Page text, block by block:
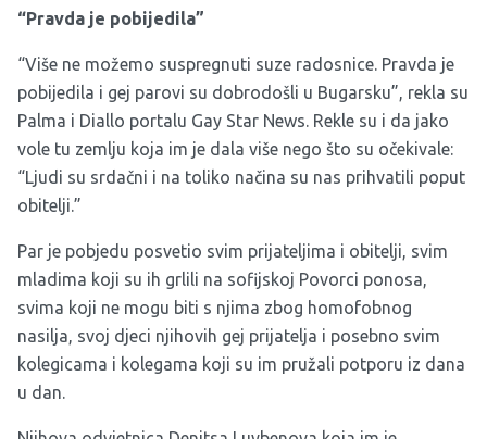
“Pravda je pobijedila”
“Više ne možemo suspregnuti suze radosnice. Pravda je
pobijedila i gej parovi su dobrodošli u Bugarsku”, rekla su
Palma i Diallo portalu Gay Star News. Rekle su i da jako
vole tu zemlju koja im je dala više nego što su očekivale:
“Ljudi su srdačni i na toliko načina su nas prihvatili poput
obitelji.”
Par je pobjedu posvetio svim prijateljima i obitelji, svim
mladima koji su ih grlili na sofijskoj Povorci ponosa,
svima koji ne mogu biti s njima zbog homofobnog
nasilja, svoj djeci njihovih gej prijatelja i posebno svim
kolegicama i kolegama koji su im pružali potporu iz dana
u dan.